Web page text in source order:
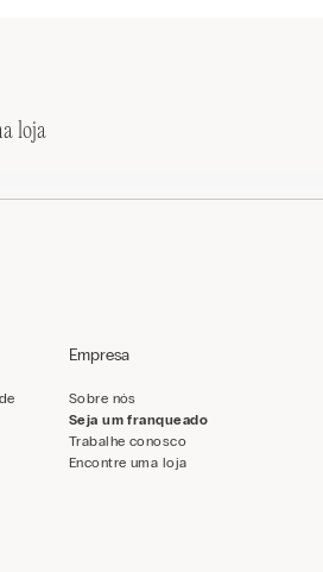
loja
Empresa
Sobre nós
Seja um franqueado
Trabalhe conosco
Encontre uma loja